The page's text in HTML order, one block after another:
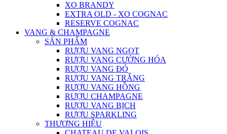
XO BRANDY
EXTRA OLD - XO COGNAC
RESERVE COGNAC
VANG & CHAMPAGNE
SẢN PHẨM
RƯỢU VANG NGỌT
RƯỢU VANG CƯỜNG HÓA
RƯỢU VANG ĐỎ
RƯỢU VANG TRẮNG
RƯỢU VANG HỒNG
RƯỢU CHAMPAGNE
RƯỢU VANG BỊCH
RƯỢU SPARKLING
THƯƠNG HIỆU